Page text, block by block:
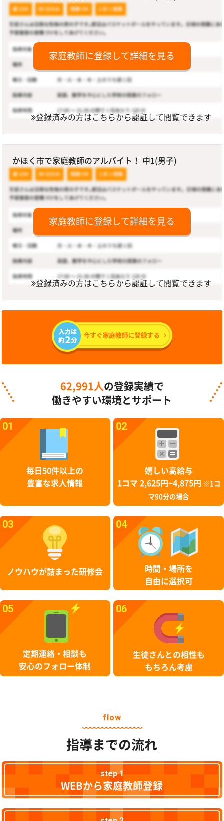
家庭教師に登録して詳細を見る
登録済みの方はこちらから認証して閲覧できます
かほく市で家庭教師のアルバイト！ 中1(男子)
家庭教師に登録して詳細を見る
登録済みの方はこちらから認証して閲覧できます
62,991人 の登録実績で
働きやすい環境とサポート
01
毎日50件以上の
豊富な求人情報
02
嬉しい高給与
1コマ 2,625円~4,875円
※1コ
マ90分の場合
03
ノウハウが詰まった研修会
04
時間・場所を
自由に選択可
05
定期連絡・相談も
安心のフォロー体制
06
生徒さんとの相性も
もちろん考慮
flow
指導までの流れ
step 1
WEBから家庭教師登録